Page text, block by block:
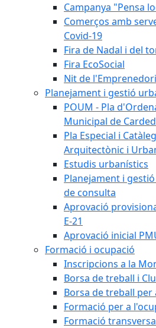
Campanya "Pensa
Comerços amb
Covid-19
Fira de Nadal i del
Fira EcoSocial
Nit de
Planejament i gestió
POUM - Pla
Municipal de
Pla Especial i
Arquitectònic i
Estudis urbanístics
Planejament i
de consulta
Aprovació
E-21
Aprovació inicial
Formació i ocupació
Inscripcions a la
Borsa de treball i
Borsa de treball per
Formació per a
Formació